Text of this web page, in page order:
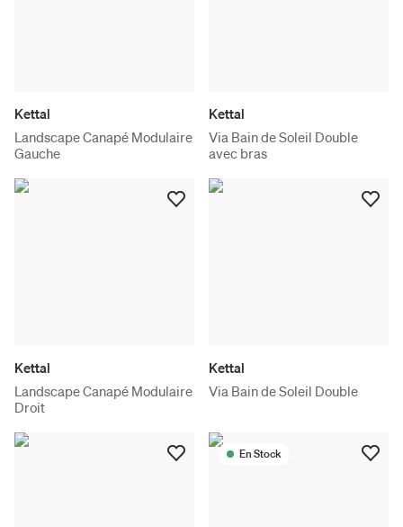
Kettal
Landscape Canapé Modulaire
Gauche
Kettal
Via Bain de Soleil Double
avec bras
Kettal
Landscape Canapé Modulaire
Droit
Kettal
Via Bain de Soleil Double
En Stock